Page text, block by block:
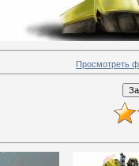
Просмотреть